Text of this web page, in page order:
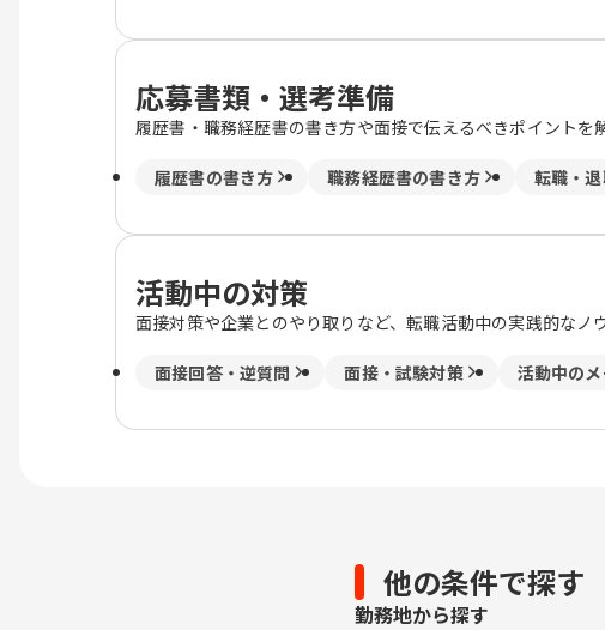
応募書類・選考準備
履歴書・職務経歴書の書き方や面接で伝えるべきポイントを
履歴書の書き方 職務経歴書の書き方 転職・
活動中の対策
面接対策や企業とのやり取りなど、転職活動中の実践的なノ
面接回答・逆質問 面接・試験対策 活動中の
他の条件で探す
勤務地から探す